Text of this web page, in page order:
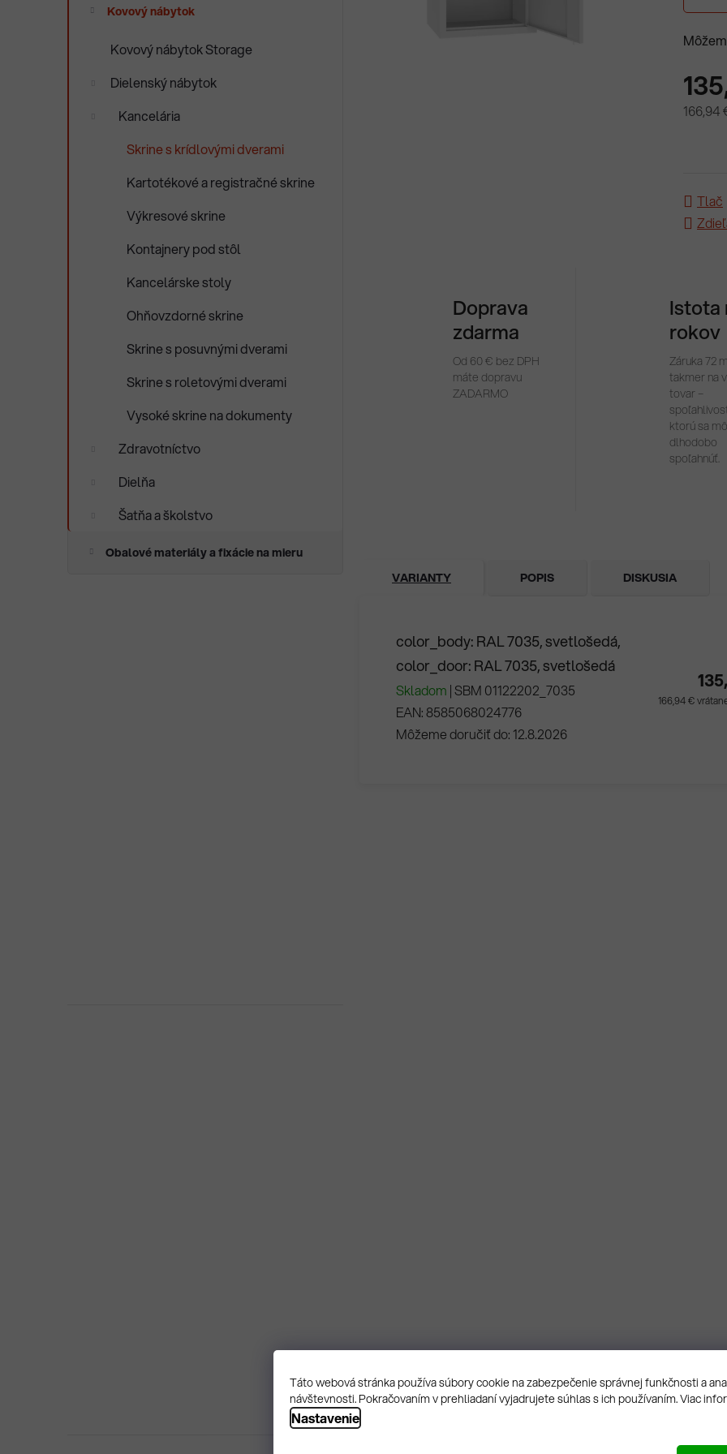
Táto webová stránka používa súbory cookie na zabezpečenie správnej funkčnosti a
návštevnosti. Pokračovaním v prehliadaní vyjadrujete súhlas s ich používaním. Viac
Nastavenie
Kovový nábytok
Kovový nábytok Storage
Dielenský nábytok
Kancelária
Skrine s krídlovými dverami
Kartotékové a registračné skrine
Výkresové skrine
Kontajnery pod stôl
Kancelárske stoly
Ohňovzdorné skrine
Skrine s posuvnými dverami
Skrine s roletovými dverami
Vysoké skrine na dokumenty
Zdravotníctvo
Dielňa
Šatňa a školstvo
Obalové materiály a fixácie na mieru
166,94
Tlač
Doprava
zdarma
Od 60 € bez DPH
máte dopravu
ZADARMO
Istota
rokov
Záruka 72
takmer na
tovar –
ktorú sa
dlhodobo
spoľahnúť.
VARIANTY POPIS DISKUSIA
color_body: RAL 7035, svetlošedá,
color_door: RAL 7035, svetlošedá
Skladom | SBM 01122202_7035
EAN:8585068024776
Môžeme doručiť do: 12.8.2026
166,94 €